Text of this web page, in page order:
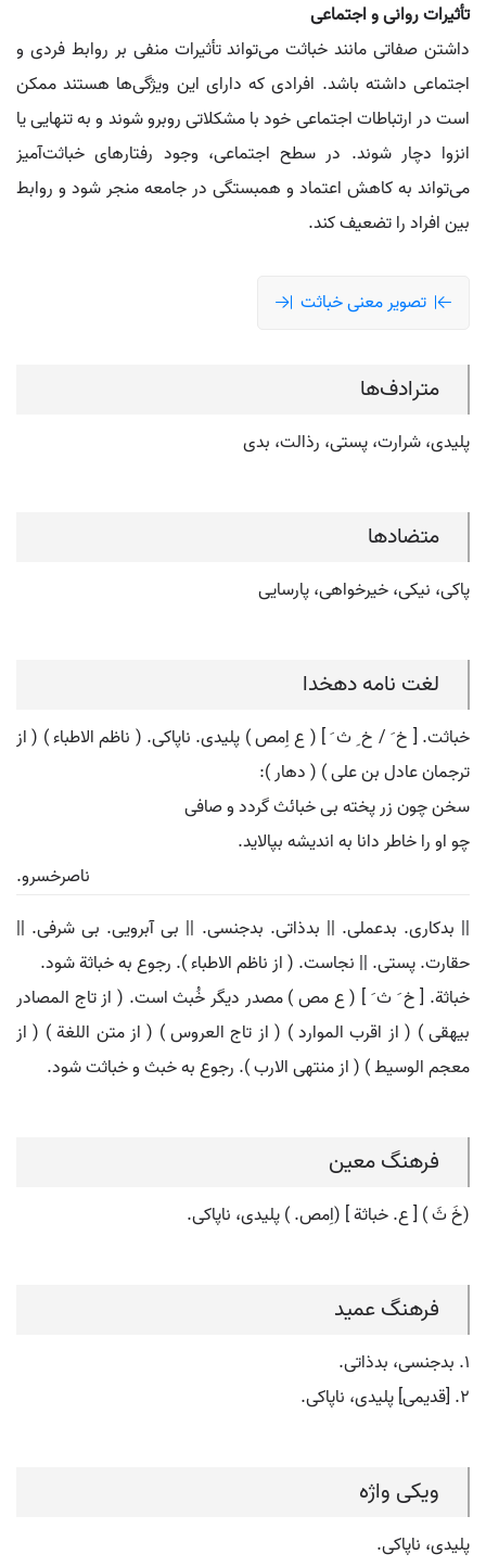
تأثیرات روانی و اجتماعی
داشتن صفاتی مانند خباثت می‌تواند تأثیرات منفی بر روابط فردی و
اجتماعی داشته باشد. افرادی که دارای این ویژگی‌ها هستند ممکن
است در ارتباطات اجتماعی خود با مشکلاتی روبرو شوند و به تنهایی یا
انزوا دچار شوند. در سطح اجتماعی، وجود رفتارهای خباثت‌آمیز
می‌تواند به کاهش اعتماد و همبستگی در جامعه منجر شود و روابط
بین افراد را تضعیف کند.
تصویر معنی خباثت
مترادف‌ها
پلیدی، شرارت، پستی، رذالت، بدی
متضادها
پاکی، نیکی، خیرخواهی، پارسایی
لغت نامه دهخدا
خباثت. [ خ َ / خ ِ ث َ ] ( ع اِمص ) پلیدی. ناپاکی. ( ناظم الاطباء ) ( از
ترجمان عادل بن علی ) ( دهار ):
سخن چون زر پخته بی خبائث گردد و صافی
چو او را خاطر دانا به اندیشه بپالاید.
ناصرخسرو.
|| بدکاری. بدعملی. || بدذاتی. بدجنسی. || بی آبرویی. بی شرفی. ||
حقارت. پستی. || نجاست. ( از ناظم الاطباء ). رجوع به خباثة شود.
خباثة. [ خ َ ث َ ] ( ع مص ) مصدر دیگر خُبث است. ( از تاج المصادر
بیهقی ) ( از اقرب الموارد ) ( از تاج العروس ) ( از متن اللغة ) ( از
معجم الوسیط ) ( از منتهی الارب ). رجوع به خبث و خباثت شود.
فرهنگ معین
(خَ ثَ ) [ ع. خباثة ] (اِمص. ) پلیدی، ناپاکی.
فرهنگ عمید
۱. بدجنسی، بدذاتی.
۲. [قدیمی] پلیدی، ناپاکی.
ویکی واژه
پلیدی، ناپاکی.